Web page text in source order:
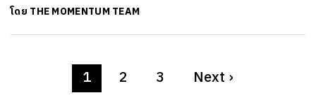
โดย THE MOMENTUM TEAM
1 2 3 Next›